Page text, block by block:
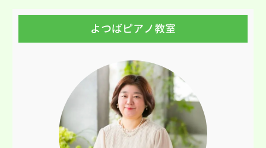
よつばピアノ教室